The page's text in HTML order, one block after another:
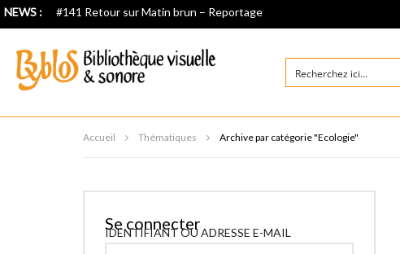
NEWS : #141 Retour sur Matin brun – Reportage
Accueil Thématiques Archive par catégorie "Ecologie"
Se connecter
IDENTIFIANT OU ADRESSE E-MAIL